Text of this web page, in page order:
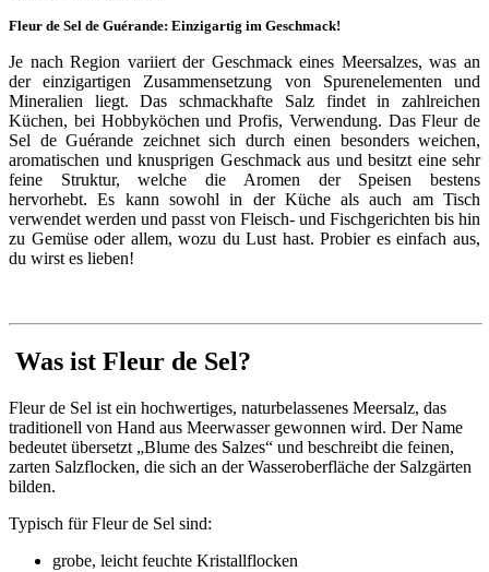
Fleur de Sel de Guérande: Einzigartig im Geschmack!
Je nach Region variiert der Geschmack eines Meersalzes, was an
der einzigartigen Zusammensetzung von Spurenelementen und
Mineralien liegt. Das schmackhafte Salz findet in zahlreichen
Küchen, bei Hobbyköchen und Profis, Verwendung. Das Fleur de
Sel de Guérande zeichnet sich durch einen besonders weichen,
aromatischen und knusprigen Geschmack aus und besitzt eine sehr
feine Struktur, welche die Aromen der Speisen bestens
hervorhebt. Es kann sowohl in der Küche als auch am Tisch
verwendet werden und passt von Fleisch- und Fischgerichten bis hin
zu Gemüse oder allem, wozu du Lust hast. Probier es einfach aus,
du wirst es lieben!
Was ist Fleur de Sel?
Fleur de Sel ist ein hochwertiges, naturbelassenes Meersalz, das
traditionell von Hand aus Meerwasser gewonnen wird. Der Name
bedeutet übersetzt „Blume des Salzes“ und beschreibt die feinen,
zarten Salzflocken, die sich an der Wasseroberfläche der Salzgärten
bilden.
Typisch für Fleur de Sel sind:
grobe, leicht feuchte Kristallflocken